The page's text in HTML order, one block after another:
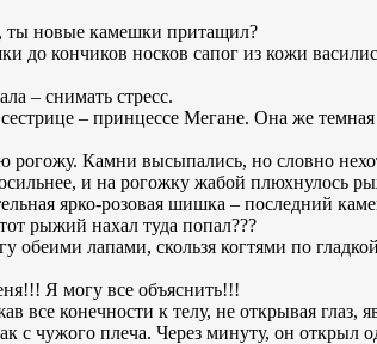
ты новые камешки притащил?
до кончиков носков сапог из кожи
– снимать стресс.
– принцессе Мегане. Она же
Камни высыпались, но словно
и на рогожку жабой плюхнулось
ярко-розовая шишка – последний
рыжий нахал туда попал???
обеими лапами, скользя когтями по
Я могу все объяснить!!!
все конечности к телу, не открывая глаз,
с чужого плеча. Через минуту, он открыл